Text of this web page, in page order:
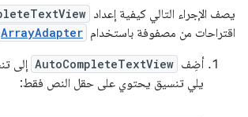
يصف الإجراء التالي كيفية إعداد
اقتراحات من مصفوفة باستخدام ArrayAdapter
أضِف AutoCompleteTextView إلى
يلي تنسيق يحتوي على حقل النص فقط: